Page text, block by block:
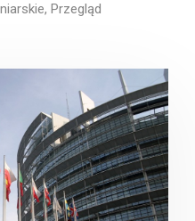
, Przegląd